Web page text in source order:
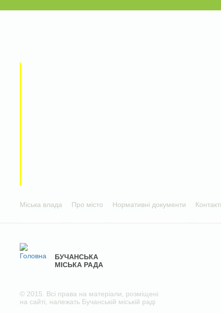
Міська влада Про місто Нормативні документи
БУЧАНСЬКА
МІСЬКА РАДА
© 2015. Всі права на матеріали, розміщені
на сайті, належать Бучанській міській раді